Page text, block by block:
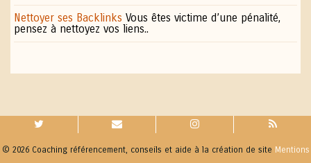
Nettoyer ses Backlinks Vous êtes victime d’une pénalité,
pensez à nettoyez vos liens..
© 2026 Coaching référencement, conseils et aide à la création de site Mentions